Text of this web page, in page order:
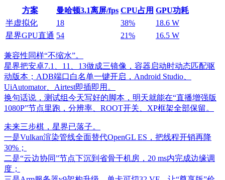
方案 曼哈顿3.1离屏/fps CPU占用 GPU功耗
半虚拟化
18 38%
18.6 W
星界GPU直通 54 21% 16.5 W
兼容性同样“不缩水”。
星界把安卓7.1、11、13做成三镜像，容器启动时动态匹配驱
动版本；ADB端口白名单一键开启，Android Studio、
UiAutomator、Airtest即插即用。
换句话说，测试组今天写好的脚本，明天就能在“直播增强版
1080P”节点里跑，分辨率、ROOT开关、XP框架全部保留。
未来三步棋，星界已落子。
一是Vulkan渲染管线全面替代OpenGL ES，把线程开销再降
30%；
二是“云边协同”节点下沉到省骨干机房，20 ms内完成边缘调
度；